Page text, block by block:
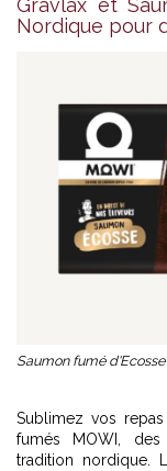
Gravlax et
Nordique pour
Saumon fumé
Sublimez vos
fumés MOWI,
tradition nordique.